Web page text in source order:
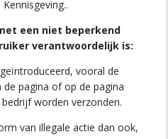
een niet beperkend
verantwoordelijk is:
vooral de
pagina of op de pagina
worden verzonden.
van illegale actie dan ook,